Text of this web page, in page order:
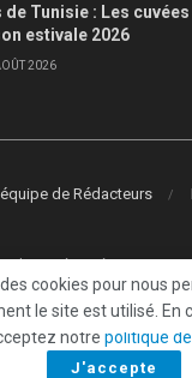
de Tunisie : Les
estivale 2026
2026
de Rédacteurs
cookies pour nous
le site est utilisé. En
notre politique
J'accepte